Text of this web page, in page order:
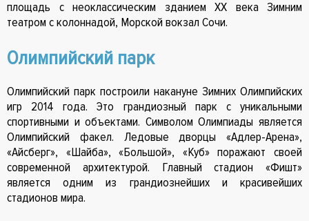
площадь с неоклассическим зданием XX века Зимним
театром с колоннадой, Морской вокзал Сочи.
Олимпийский парк
Олимпийский парк построили накануне Зимних Олимпийских
игр 2014 года. Это грандиозный парк с уникальными
спортивными и объектами. Символом Олимпиады является
Олимпийский факел. Ледовые дворцы «Адлер-Арена»,
«Айсберг», «Шайба», «Большой», «Куб» поражают своей
современной архитектурой. Главный стадион «Фишт»
является одним из грандиознейших и красивейших
стадионов мира.